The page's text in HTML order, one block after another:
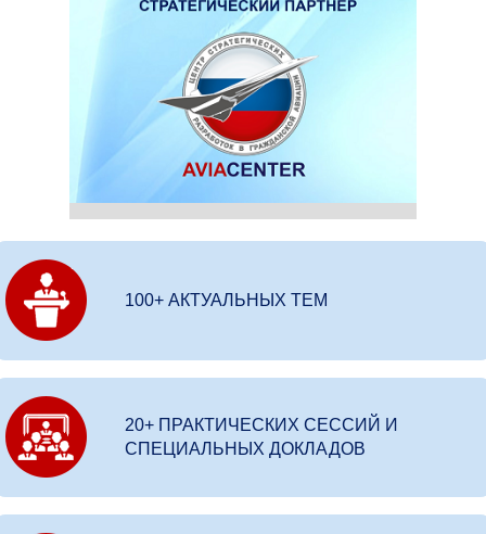
100+ АКТУАЛЬНЫХ ТЕМ
20+ ПРАКТИЧЕСКИХ СЕССИЙ И
СПЕЦИАЛЬНЫХ ДОКЛАДОВ